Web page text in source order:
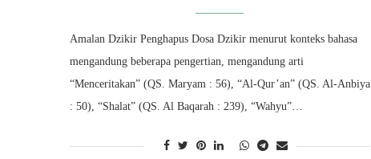
Amalan Dzikir Penghapus Dosa Dzikir menurut konteks bahasa
mengandung beberapa pengertian, mengandung arti
“Menceritakan” (QS. Maryam : 56), “Al-Qur’an” (QS. Al-Anbiya
: 50), “Shalat” (QS. Al Baqarah : 239), “Wahyu”…